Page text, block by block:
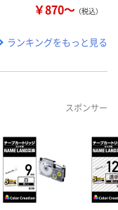
￥870～ （税込）
ランキングをもっと見る
スポンサー